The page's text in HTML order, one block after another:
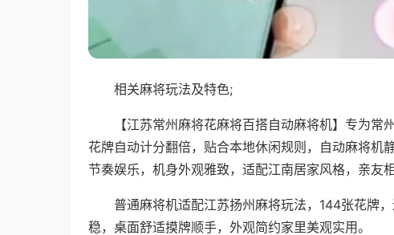
相关麻将玩法及特色;
【江苏常州麻将花麻将百搭自动麻将机】专为常
花牌自动计分翻倍，贴合本地休闲规则，自动麻将机
节奏娱乐，机身外观雅致，适配江南居家风格，亲友
普通麻将机适配江苏扬州麻将玩法，144张花牌
稳，桌面舒适摸牌顺手，外观简约家里美观实用。